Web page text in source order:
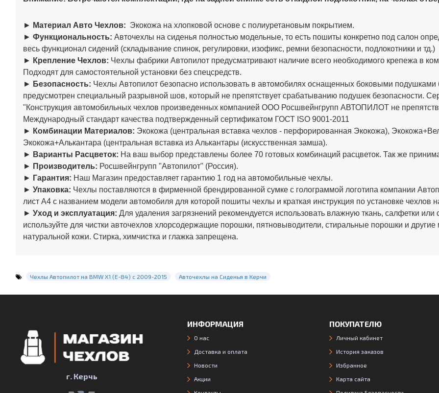
► Материал Авто Чехлов: Экокожа на хлопковой основе с полиуретановым покрытием.
► Функциональность: Авточехлы на сиденья полностью модельные, то есть пошиты конкретно под салон
весь функционал сидений (складывание спинок, регулировки, изофикс, ремни безопасности, подлокотники и тд.)
► Крепление Чехлов: Чехлы фабрики Автопилот предусматривают наличие всего необходимого крепежа в
Подходят для самостоятельной установки без спецсредств.
► Безопасность: Чехлы Автопилот безопасно использовать в автомобилях оснащенных боковыми подушками
предусмотрен специальный разрывной шов, который не препятствует срабатыванию подушек безопасности.
"Конструкция автомобильных чехлов произведенных компанией ООО Росшвейнгрупп АВТОПИЛОТ не
Международный стандарт качества подтвержденный сертификатом ГОСТ ISO 9001-2011
► Комбинации Материалов: Экокожа (центральная вставка чехлов - перфорированная Экокожа),
Экокожа+Алькантара (центральная вставка из Алькантары (искусственная замша).
► Варианты Расцветок: На ваш выбор представлены более 70 готовых комбинаций расцветок. Так же
► Производитель: Росшвейнгрупп "Автопилот" (Россия).
► Гарантия: Наш Магазин предоставляет гарантию 1 год на автомобильные чехлы.
► Упаковка: Чехлы поставляются в фирменной брендированной сумке с голограммой логотипа компании
лист А4 с названием модели автомобиля для которой пошиты чехлы и краткая инструкция по установке чехлов
► Уход и эксплуатация: Для удаления загрязнений рекомендуется использовать влажную ткань, салфетки или
используйте для чистки авточехлов хлорсодержащие порошки, пятновыводители, стиральные порошки и
натуральной кожи. Стирка, химчистка и глажка запрещена.
Чехлы Автопилот на BMW X1 (E-84) с 2009-2015 Авточехлы на Сиденья в Керчи
г. Керчь
ИНФОРМАЦИЯ
О нас
Доставка и оплата
Новости
Акции
ПОКУПАТЕЛЮ
Личный кабинет
История заказов
Избранное
Карта сайта